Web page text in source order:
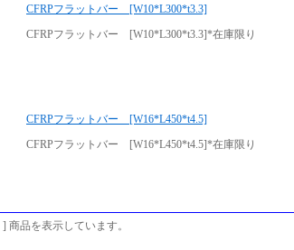
CFRPフラットバー [W10*L300*t3.3]
CFRPフラットバー [W10*L300*t3.3]*在庫限り
CFRPフラットバー [W16*L450*t4.5]
CFRPフラットバー [W16*L450*t4.5]*在庫限り
] 商品を表示しています。